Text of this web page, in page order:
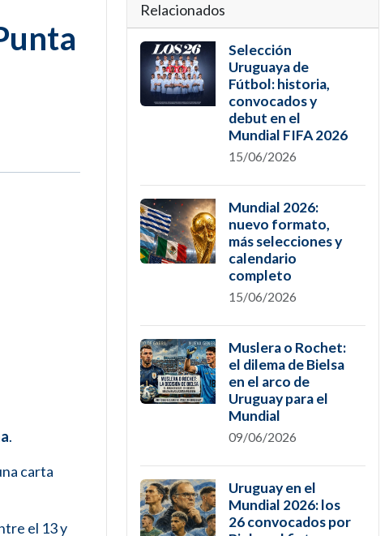
.
carta
el 13 y
Relacionados
Selección
Uruguaya de
Fútbol: historia,
convocados y
debut en el
Mundial FIFA 2026
15/06/2026
Mundial 2026:
nuevo formato,
más selecciones y
calendario
completo
15/06/2026
Muslera o Rochet:
el dilema de Bielsa
en el arco de
Uruguay para el
Mundial
09/06/2026
Uruguay en el
Mundial 2026: los
26 convocados por